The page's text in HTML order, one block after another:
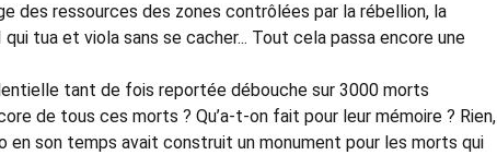
des ressources des zones contrôlées par la rébellion, la
qui tua et viola sans se cacher... Tout cela passa encore une
tant de fois reportée débouche sur 3000 morts
de tous ces morts ? Qu’a-t-on fait pour leur mémoire ? Rien,
en son temps avait construit un monument pour les morts qui